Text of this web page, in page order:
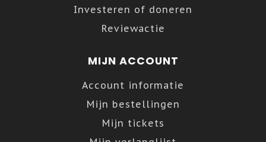
Investeren of doneren
Reviewactie
MIJN ACCOUNT
Account informatie
Mijn bestellingen
Mijn tickets